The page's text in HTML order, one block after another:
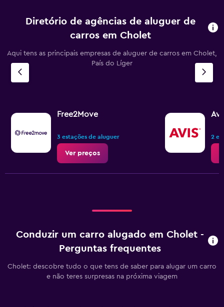
Diretório de agências de aluguer de
carros em Cholet
Aqui tens as principais empresas de aluguer de carros em Cholet,
País do Líger
Free2Move
3 estações de aluguer
Ver preços
2
Conduzir um carro alugado em Cholet -
Perguntas frequentes
Cholet: descobre tudo o que tens de saber para alugar um carro
e não teres surpresas na próxima viagem